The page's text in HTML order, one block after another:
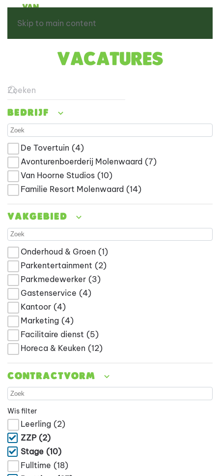
Skip to main content
Vacatures
Bedrijf
De Tovertuin (4)
Avonturenboerderij Molenwaard (7)
Van Hoorne Studios (10)
Familie Resort Molenwaard (14)
Vakgebied
Onderhoud & Groen (1)
Parkentertainment (2)
Parkmedewerker (3)
Gastenservice (4)
Kantoor (4)
Marketing (4)
Facilitaire dienst (5)
Horeca & Keuken (12)
Contractvorm
Wis filter
Leerling (2)
ZZP (2)
Stage (10)
Fulltime (18)